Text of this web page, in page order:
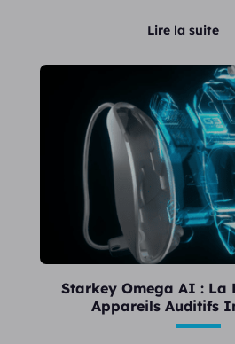
Lire la suite
Starkey Omega AI : La
Appareils Auditifs